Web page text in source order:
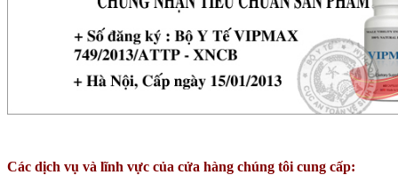
Các dịch vụ và lĩnh vực của cửa hàng chúng tôi cung cấp: